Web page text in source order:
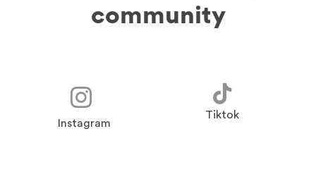
community
Instagram
Tiktok